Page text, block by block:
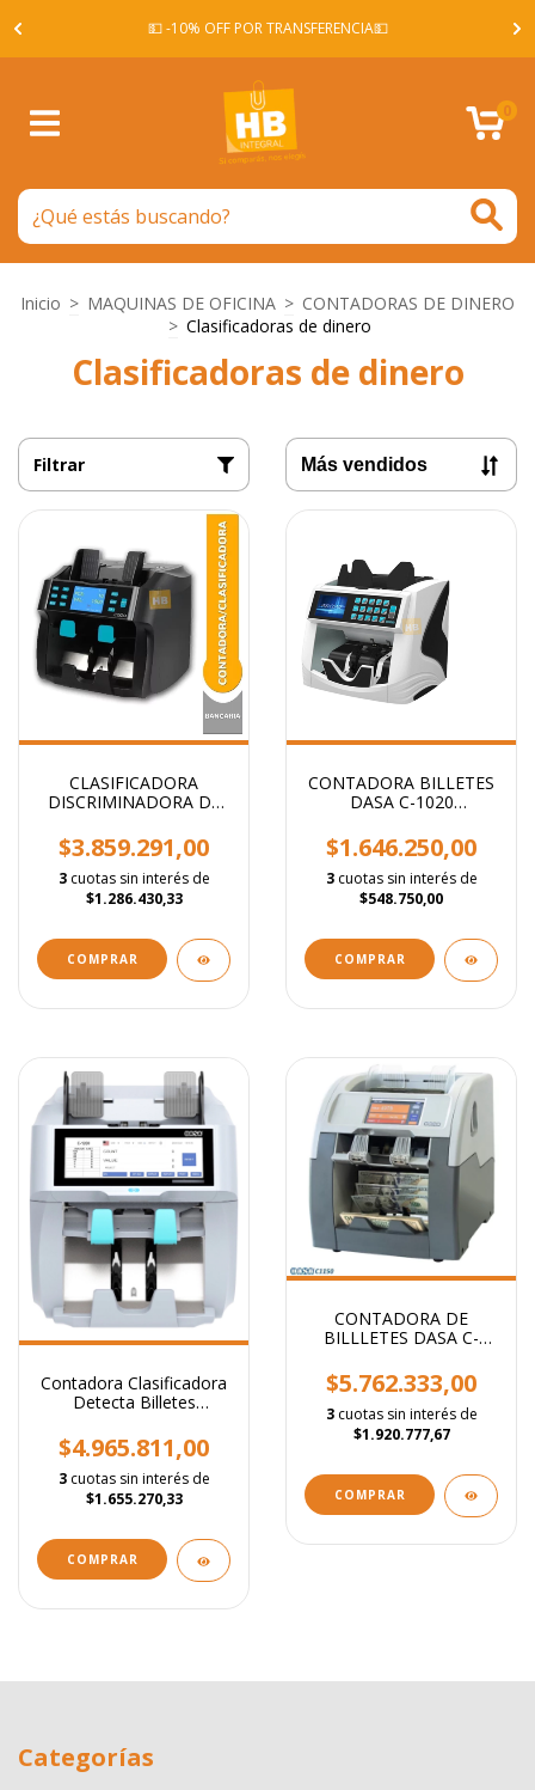
💵 -10% OFF POR TRANSFERENCIA💵
0
Inicio > MAQUINAS DE OFICINA > CONTADORAS DE DINERO
> Clasificadoras de dinero
Clasificadoras de dinero
Filtrar
CLASIFICADORA
DISCRIMINADORA DE
BOLSILLOS -
DETECCION FALSOS
$3.859.291,00
3 cuotas sin interés de
$1.286.430,33
CONTADORA BILLETES
DASA C-1020
DISCRIMINADORA
BANCARIA - Deteccion
falsos
$1.646.250,00
3 cuotas sin interés de
$548.750,00
Contadora Clasificadora
Detecta Billetes
$4.965.811,00
3 cuotas sin interés de
$1.655.270,33
CONTADORA DE
BILLLETES DASA C-
BOLSILLOS BANCARIA
$5.762.333,00
3 cuotas sin interés de
$1.920.777,67
Categorías